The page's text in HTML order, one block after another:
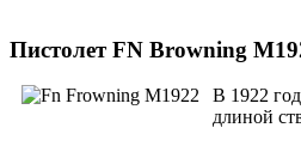
Пистолет FN Browning
В 1922
длиной